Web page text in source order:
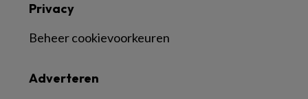
Adverteren
Privacy
Beheer cookievoorkeuren